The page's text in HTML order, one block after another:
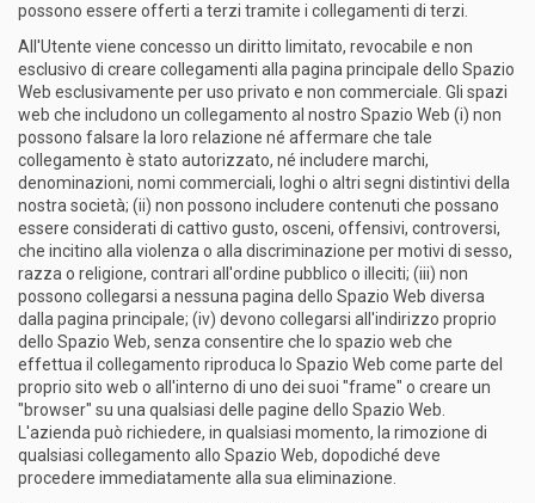
possono essere offerti a terzi tramite i collegamenti di terzi.
All'Utente viene concesso un diritto limitato, revocabile e non
esclusivo di creare collegamenti alla pagina principale dello Spazio
Web esclusivamente per uso privato e non commerciale. Gli spazi
web che includono un collegamento al nostro Spazio Web (i) non
possono falsare la loro relazione né affermare che tale
collegamento è stato autorizzato, né includere marchi,
denominazioni, nomi commerciali, loghi o altri segni distintivi della
nostra società; (ii) non possono includere contenuti che possano
essere considerati di cattivo gusto, osceni, offensivi, controversi,
che incitino alla violenza o alla discriminazione per motivi di sesso,
razza o religione, contrari all'ordine pubblico o illeciti; (iii) non
possono collegarsi a nessuna pagina dello Spazio Web diversa
dalla pagina principale; (iv) devono collegarsi all'indirizzo proprio
dello Spazio Web, senza consentire che lo spazio web che
effettua il collegamento riproduca lo Spazio Web come parte del
proprio sito web o all'interno di uno dei suoi "frame" o creare un
"browser" su una qualsiasi delle pagine dello Spazio Web.
L'azienda può richiedere, in qualsiasi momento, la rimozione di
qualsiasi collegamento allo Spazio Web, dopodiché deve
procedere immediatamente alla sua eliminazione.